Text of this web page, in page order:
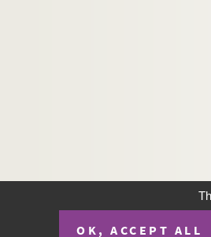
OK, ACCEPT ALL